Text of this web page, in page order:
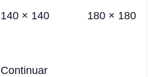
140 × 140 180 × 180
Continuar